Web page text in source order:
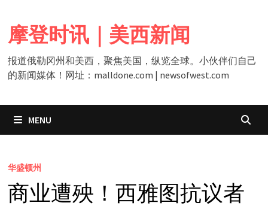
content
摩登时讯｜美西新闻
报道俄勒冈州和美西，聚焦美国，纵览全球。小伙伴们自己
的新闻媒体！网址：malldone.com | newsofwest.com
MENU
华盛顿州
商业遭殃！西雅图抗议者